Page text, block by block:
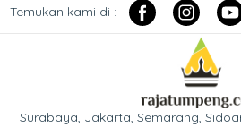
Temukan kami di :
Surabaya, Jakarta, Semarang,